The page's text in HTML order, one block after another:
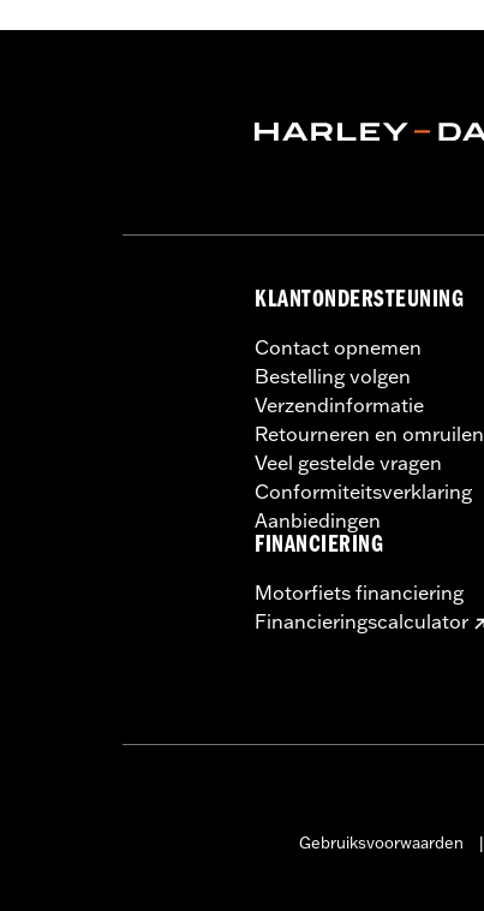
In de doos:1 luchtfilterdeksel
KLANTONDERSTEUNING
Contact opnemen
Bestelling volgen
Verzendinformatie
Retourneren en omruilen
Veel gestelde vragen
Conformiteitsverklaring
Aanbiedingen
FINANCIERING
Motorfiets financiering
Financieringscalculator
Gebruiksvoorwaarden